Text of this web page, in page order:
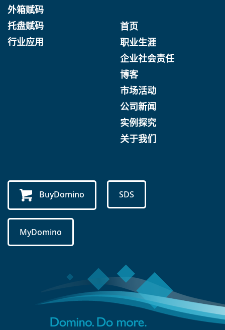
外箱赋码
托盘赋码
行业应用
首页
职业生涯
企业社会责任
博客
市场活动
公司新闻
实例探究
关于我们
BuyDomino SDS
MyDomino